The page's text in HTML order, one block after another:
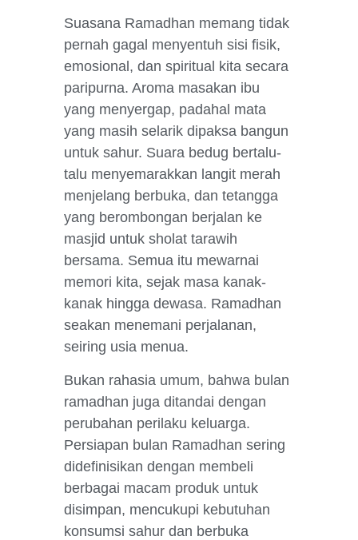
Suasana Ramadhan memang tidak
pernah gagal menyentuh sisi fisik,
emosional, dan spiritual kita secara
paripurna. Aroma masakan ibu
yang menyergap, padahal mata
yang masih selarik dipaksa bangun
untuk sahur. Suara bedug bertalu-
talu menyemarakkan langit merah
menjelang berbuka, dan tetangga
yang berombongan berjalan ke
masjid untuk sholat tarawih
bersama. Semua itu mewarnai
memori kita, sejak masa kanak-
kanak hingga dewasa. Ramadhan
seakan menemani perjalanan,
seiring usia menua.
Bukan rahasia umum, bahwa bulan
ramadhan juga ditandai dengan
perubahan perilaku keluarga.
Persiapan bulan Ramadhan sering
didefinisikan dengan membeli
berbagai macam produk untuk
disimpan, mencukupi kebutuhan
konsumsi sahur dan berbuka